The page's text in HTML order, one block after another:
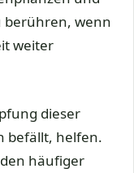
berühren, wenn
weiter
dieser
befällt, helfen.
häufiger